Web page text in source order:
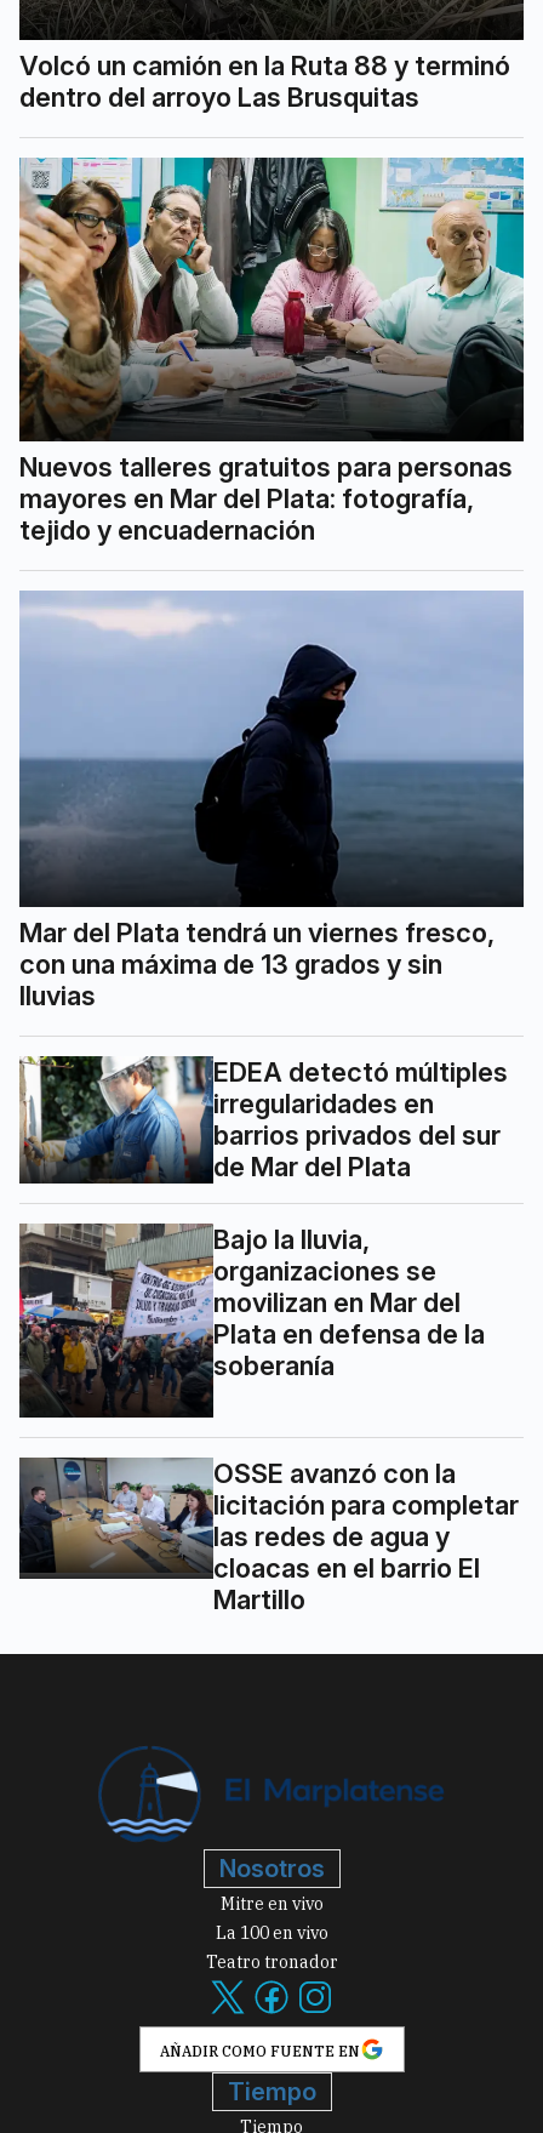
Volcó un camión en la Ruta 88 y terminó
dentro del arroyo Las Brusquitas
Nuevos talleres gratuitos para personas
mayores en Mar del Plata: fotografía,
tejido y encuadernación
Mar del Plata tendrá un viernes fresco,
con una máxima de 13 grados y sin
lluvias
EDEA detectó múltiples
irregularidades en
barrios privados del sur
de Mar del Plata
Bajo la lluvia,
organizaciones se
movilizan en Mar del
Plata en defensa de la
soberanía
OSSE avanzó con la
licitación para completar
las redes de agua y
cloacas en el barrio El
Martillo
Nosotros
Mitre en vivo
La 100 en vivo
Teatro tronador
AÑADIR COMO FUENTE EN
Tiempo
Tiempo